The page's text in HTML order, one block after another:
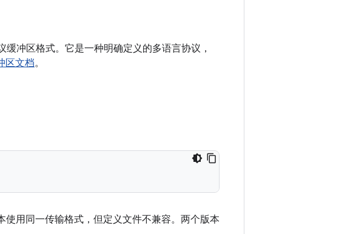
冲区格式。它是一种明确定义的多语言协议，
区文档。
用同一传输格式，但定义文件不兼容。两个版本